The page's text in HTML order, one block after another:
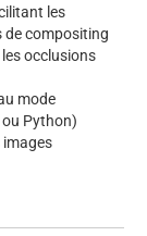
les
de compositing
occlusions
mode
ou Python)
images